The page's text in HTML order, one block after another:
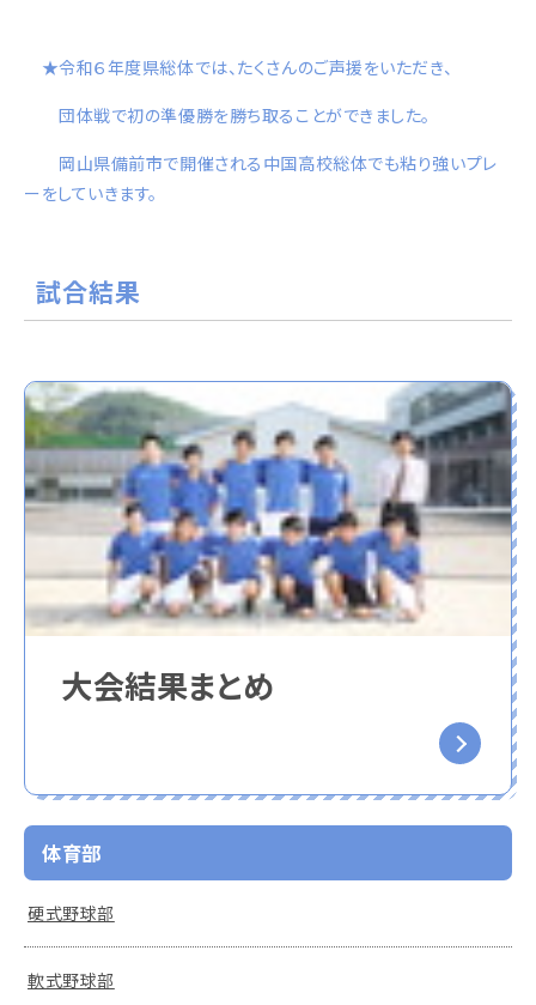
★令和６年度県総体では、たくさんのご声援をいただき、
団体戦で初の準優勝を勝ち取ることができました。
岡山県備前市で開催される中国高校総体でも粘り強いプレ
ーをしていきます。
試合結果
大会結果まとめ
体育部
硬式野球部
軟式野球部